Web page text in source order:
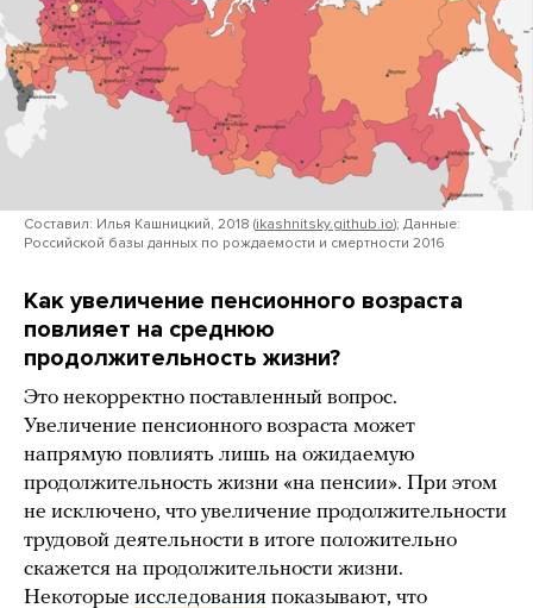
Составил: Илья Кашницкий, 2018 (ikashnitsky.github.io); Данные:
Российской базы данных по рождаемости и смертности 2016
Как увеличение пенсионного возраста
повлияет на среднюю
продолжительность жизни?
Это некорректно поставленный вопрос.
Увеличение пенсионного возраста может
напрямую повлиять лишь на ожидаемую
продолжительность жизни «на пенсии». При этом
не исключено, что увеличение продолжительности
трудовой деятельности в итоге положительно
скажется на продолжительности жизни.
Некоторые исследования показывают, что